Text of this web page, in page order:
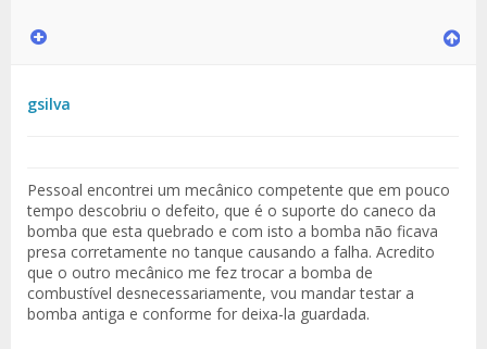
gsilva
Pessoal encontrei um mecânico competente que em pouco
tempo descobriu o defeito, que é o suporte do caneco da
bomba que esta quebrado e com isto a bomba não ficava
presa corretamente no tanque causando a falha. Acredito
que o outro mecânico me fez trocar a bomba de
combustível desnecessariamente, vou mandar testar a
bomba antiga e conforme for deixa-la guardada.